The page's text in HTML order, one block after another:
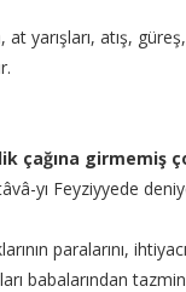
at yarışları, atış,
çağına girmemiş
yı Feyziyyede
paralarını,
babalarından